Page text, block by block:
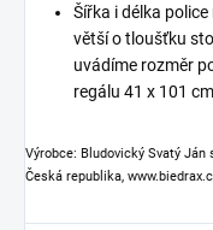
Šířka i délka
větší o tloušťku
uvádíme rozměr
regálu 41 x 101 cm
Výrobce: Bludovický Svatý Ján
Česká republika,